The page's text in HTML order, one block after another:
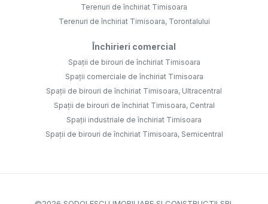
Terenuri de închiriat Timisoara
Terenuri de închiriat Timisoara, Torontalului
Închirieri comercial
Spații de birouri de închiriat Timisoara
Spații comerciale de închiriat Timisoara
Spații de birouri de închiriat Timisoara, Ultracentral
Spații de birouri de închiriat Timisoara, Central
Spații industriale de închiriat Timisoara
Spații de birouri de închiriat Timisoara, Semicentral